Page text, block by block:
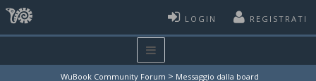
LOGIN REGISTRATI
WuBook Community Forum > Messaggio dalla board